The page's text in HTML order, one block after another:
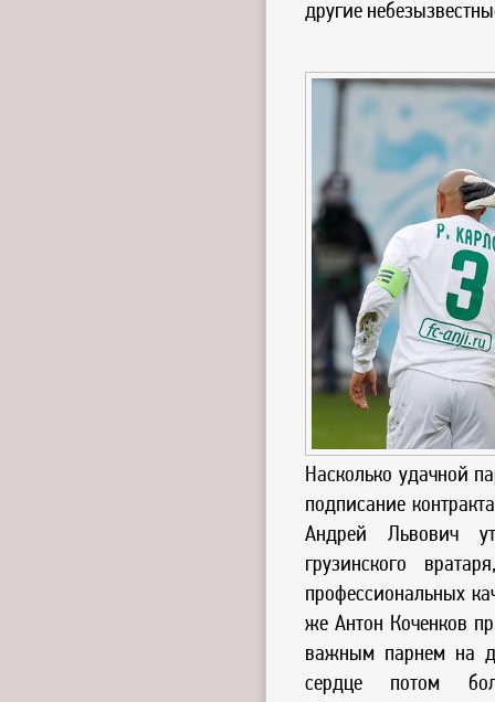
другие
Насколько удачной
подписание
Андрей Львович
грузинского
профессиональных
же Антон Коченков
важным парнем на
сердце потом